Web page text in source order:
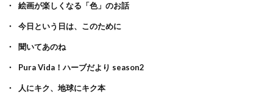
絵画が楽しくなる「色」のお話
今日という日は、このために
聞いてあのね
Pura Vida！ハーブだより season2
人にキク、地球にキク本